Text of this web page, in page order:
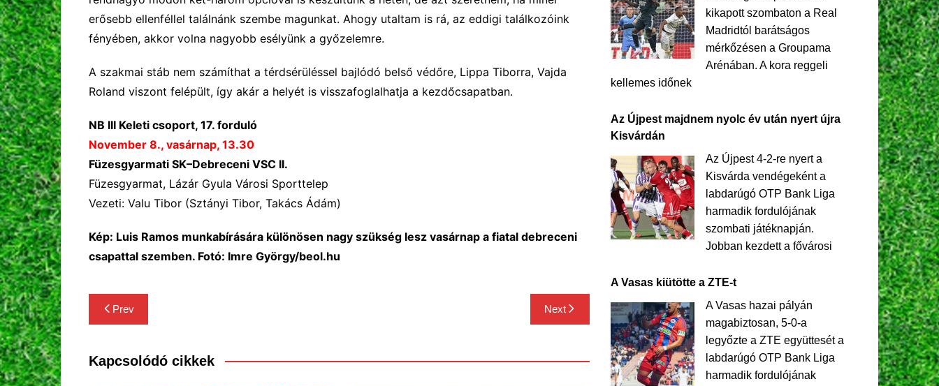
erősebb ellenféllel találnánk szembe magunkat. Ahogy utaltam is rá, az eddigi találkozóink
fényében, akkor volna nagyobb esélyünk a győzelemre.
A szakmai stáb nem számíthat a térdsérüléssel bajlódó belső védőre, Lippa Tiborra, Vajda
Roland viszont felépült, így akár a helyét is visszafoglalhatja a kezdőcsapatban.
NB III Keleti csoport, 17. forduló
November 8., vasárnap, 13.30
Füzesgyarmati SK–Debreceni VSC II.
Füzesgyarmat, Lázár Gyula Városi Sporttelep
Vezeti: Valu Tibor (Sztányi Tibor, Takács Ádám)
Kép: Luis Ramos munkabírására különösen nagy szükség lesz vasárnap a fiatal debreceni
csapattal szemben. Fotó: Imre György/beol.hu
Bejegyzés
navigáció
Prev Next
Kapcsolódó cikkek
kikapott szombaton a Real
Madridtól barátságos
mérkőzésen a Groupama
Arénában. A kora reggeli
kellemes időnek
Az Újpest majdnem nyolc év után nyert újra
Kisvárdán
Az Újpest 4-2-re nyert a
Kisvárda vendégeként a
labdarúgó OTP Bank Liga
harmadik fordulójának
szombati játéknapján.
Jobban kezdett a fővárosi
A Vasas kiütötte a ZTE-t
A Vasas hazai pályán
magabiztosan, 5-0-a
legyőzte a ZTE együttesét a
labdarúgó OTP Bank Liga
harmadik fordulójának